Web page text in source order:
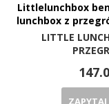
Littlelunchbox
lunchbox z
LITTLE
ZAPYTAJ